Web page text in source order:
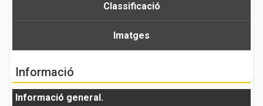
Classificació
Imatges
Informació
Informació general.